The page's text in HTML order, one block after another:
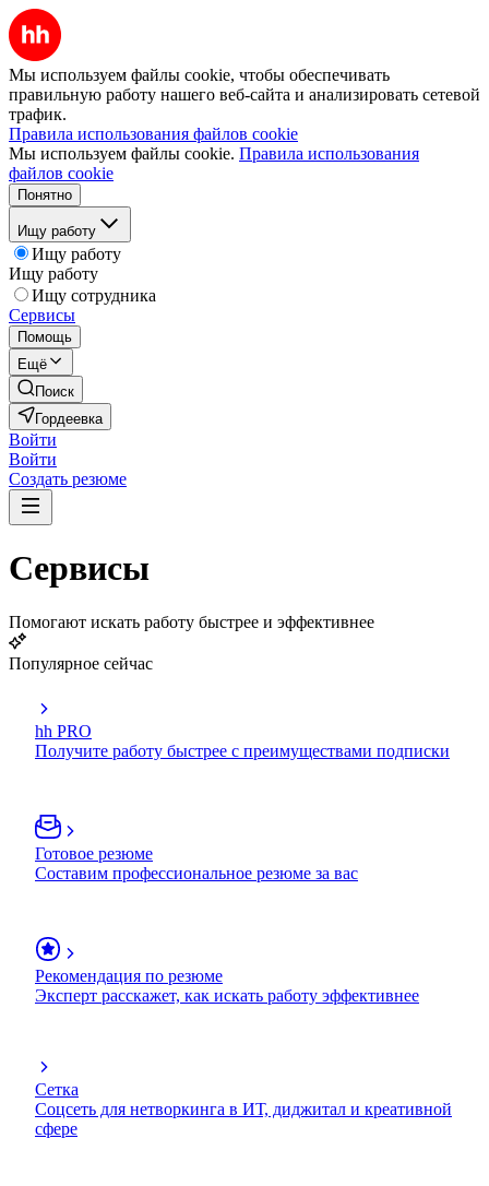
Мы используем файлы cookie, чтобы обеспечивать
правильную работу нашего веб-сайта и анализировать сетевой
трафик.
Правила использования файлов cookie
Мы используем файлы cookie. Правила использования
файлов cookie
Понятно
Ищу работу
Ищу работу
Ищу работу
Ищу сотрудника
Сервисы
Помощь
Ещё
Поиск
Гордеевка
Войти
Войти
Создать резюме
Сервисы
Помогают искать работу быстрее и эффективнее
Популярное сейчас
hh PRO
Получите работу быстрее с преимуществами подписки
Готовое резюме
Составим профессиональное резюме за вас
Рекомендация по резюме
Эксперт расскажет, как искать работу эффективнее
Сетка
Соцсеть для нетворкинга в ИТ, диджитал и креативной
сфере